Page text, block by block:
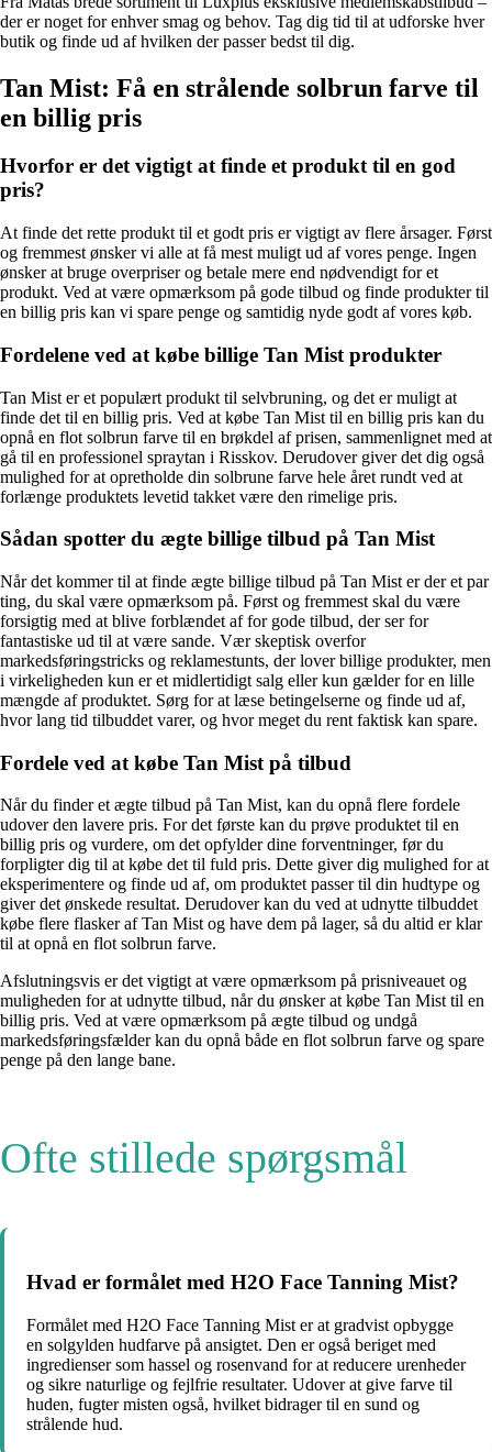
der er noget for enhver smag og behov. Tag dig tid til at udforske hver
butik og finde ud af hvilken der passer bedst til dig.
Tan Mist: Få en strålende solbrun farve til
en billig pris
Hvorfor er det vigtigt at finde et produkt til en god
pris?
At finde det rette produkt til et godt pris er vigtigt av flere årsager. Først
og fremmest ønsker vi alle at få mest muligt ud af vores penge. Ingen
ønsker at bruge overpriser og betale mere end nødvendigt for et
produkt. Ved at være opmærksom på gode tilbud og finde produkter til
en billig pris kan vi spare penge og samtidig nyde godt af vores køb.
Fordelene ved at købe billige Tan Mist produkter
Tan Mist er et populært produkt til selvbruning, og det er muligt at
finde det til en billig pris. Ved at købe Tan Mist til en billig pris kan du
opnå en flot solbrun farve til en brøkdel af prisen, sammenlignet med at
gå til en professionel spraytan i Risskov. Derudover giver det dig også
mulighed for at opretholde din solbrune farve hele året rundt ved at
forlænge produktets levetid takket være den rimelige pris.
Sådan spotter du ægte billige tilbud på Tan Mist
Når det kommer til at finde ægte billige tilbud på Tan Mist er der et par
ting, du skal være opmærksom på. Først og fremmest skal du være
forsigtig med at blive forblændet af for gode tilbud, der ser for
fantastiske ud til at være sande. Vær skeptisk overfor
markedsføringstricks og reklamestunts, der lover billige produkter, men
i virkeligheden kun er et midlertidigt salg eller kun gælder for en lille
mængde af produktet. Sørg for at læse betingelserne og finde ud af,
hvor lang tid tilbuddet varer, og hvor meget du rent faktisk kan spare.
Fordele ved at købe Tan Mist på tilbud
Når du finder et ægte tilbud på Tan Mist, kan du opnå flere fordele
udover den lavere pris. For det første kan du prøve produktet til en
billig pris og vurdere, om det opfylder dine forventninger, før du
forpligter dig til at købe det til fuld pris. Dette giver dig mulighed for at
eksperimentere og finde ud af, om produktet passer til din hudtype og
giver det ønskede resultat. Derudover kan du ved at udnytte tilbuddet
købe flere flasker af Tan Mist og have dem på lager, så du altid er klar
til at opnå en flot solbrun farve.
Afslutningsvis er det vigtigt at være opmærksom på prisniveauet og
muligheden for at udnytte tilbud, når du ønsker at købe Tan Mist til en
billig pris. Ved at være opmærksom på ægte tilbud og undgå
markedsføringsfælder kan du opnå både en flot solbrun farve og spare
penge på den lange bane.
Ofte stillede spørgsmål
Hvad er formålet med H2O Face Tanning Mist?
Formålet med H2O Face Tanning Mist er at gradvist opbygge
en solgylden hudfarve på ansigtet. Den er også beriget med
ingredienser som hassel og rosenvand for at reducere urenheder
og sikre naturlige og fejlfrie resultater. Udover at give farve til
huden, fugter misten også, hvilket bidrager til en sund og
strålende hud.